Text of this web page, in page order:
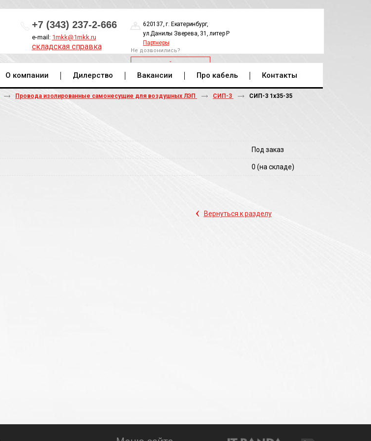
+7 (343) 237-2-666
e-mail: 1mkk@1mkk.ru
складская справка
620137, г. Екатеринбург,
ул.Данилы Зверева, 31, литер Р
Партнеры
Не дозвонились?
ОБРАТНЫЙ ЗВОНОК
О компании Дилерство Вакансии Про кабель Контакты
Провода изолированные самонесущие для воздушных ЛЭП СИП-3 СИП-3 1х35-35
Под заказ
0 (на складе)
‹ Вернуться к разделу